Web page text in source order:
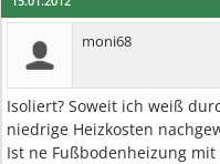
moni68
Isoliert? Soweit ich weiß
niedrige Heizkosten
Ist ne Fußbodenheizung mit